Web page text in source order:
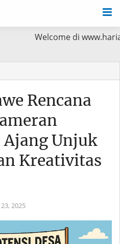
Welcome di
Rencana
Ajang Unjuk
Kreativitas
2025